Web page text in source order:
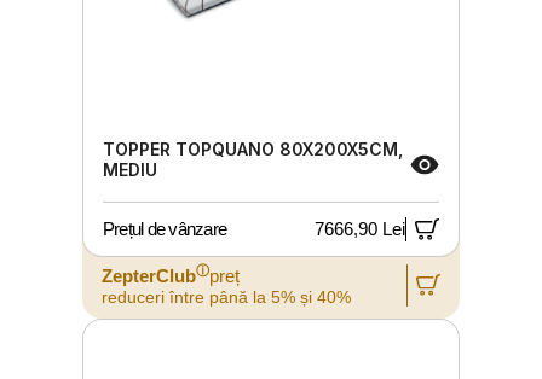
TOPPER ​​​​​TOPQUANO 80X200X5CM,
MEDIU
Prețul de vânzare 7666,90 Lei
ZepterClubⓘpreț
reduceri între până la 5% și 40%